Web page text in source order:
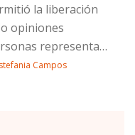
la liberación
opiniones
representa
una muestra
Campos